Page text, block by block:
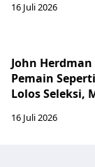
16 Juli 2026
John
Pemain
Lolos Seleksi,
16 Juli 2026